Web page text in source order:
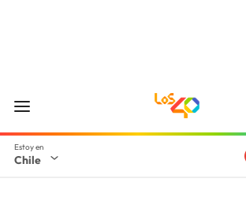
Chile